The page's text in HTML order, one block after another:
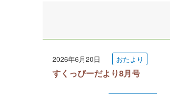
2026年6月20日 おたより
すくっぴーだより8月号